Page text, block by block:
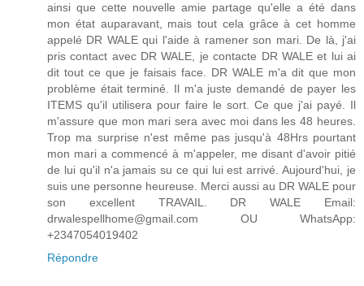
ainsi que cette nouvelle amie partage qu'elle a été dans
mon état auparavant, mais tout cela grâce à cet homme
appelé DR WALE qui l'aide à ramener son mari. De là, j'ai
pris contact avec DR WALE, je contacte DR WALE et lui ai
dit tout ce que je faisais face. DR WALE m'a dit que mon
problème était terminé. Il m'a juste demandé de payer les
ITEMS qu'il utilisera pour faire le sort. Ce que j'ai payé. Il
m'assure que mon mari sera avec moi dans les 48 heures.
Trop ma surprise n'est même pas jusqu'à 48Hrs pourtant
mon mari a commencé à m'appeler, me disant d'avoir pitié
de lui qu'il n'a jamais su ce qui lui est arrivé. Aujourd'hui, je
suis une personne heureuse. Merci aussi au DR WALE pour
son excellent TRAVAIL. DR WALE Email:
drwalespellhome@gmail.com OU WhatsApp:
+2347054019402
Répondre